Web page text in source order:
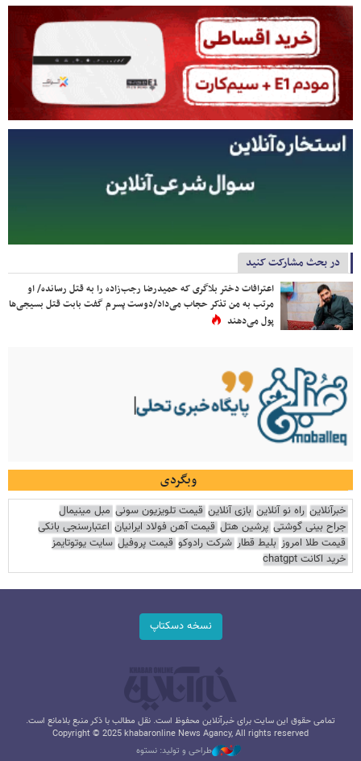
در بحث مشارکت کنید
اعترافات دختر بلاگری که حمیدرضا رجب‌زاده را به قتل رسانده/ او
مرتب به من تذکر حجاب می‌داد/دوست پسرم گفت بابت قتل بسیجی‌ها
پول می‌دهند
وبگردی
خبرآنلاین راه نو آنلاین بازی آنلاین قیمت تلویزیون سونی مبل مینیمال
جراح بینی گوشتی پرشین هتل قیمت آهن فولاد ایرانیان اعتبارسنجی بانکی
قیمت طلا امروز بلیط قطار شرکت رادوکو قیمت پروفیل سایت یوتوتایمز
خرید اکانت chatgpt
نسخه دسکتاپ
تمامی حقوق این سایت برای خبرآنلاین محفوظ است. نقل مطالب با ذکر منبع بلامانع است.
Copyright © 2025 khabaronline News Agancy, All rights reserved
طراحی و تولید: نستوه